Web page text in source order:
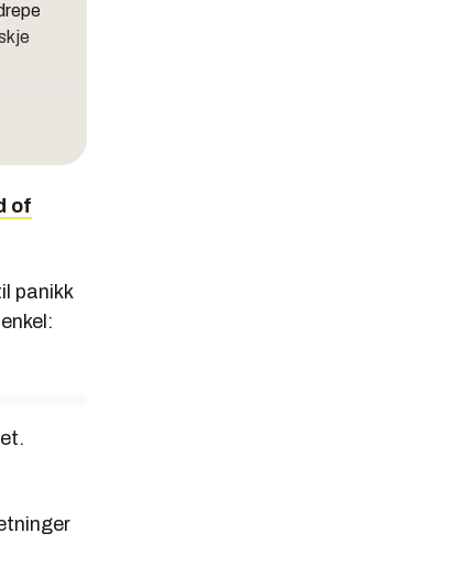
of
panikk